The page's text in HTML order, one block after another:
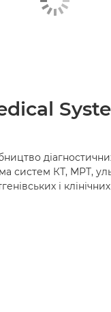
систем КТ, МРТ,
і